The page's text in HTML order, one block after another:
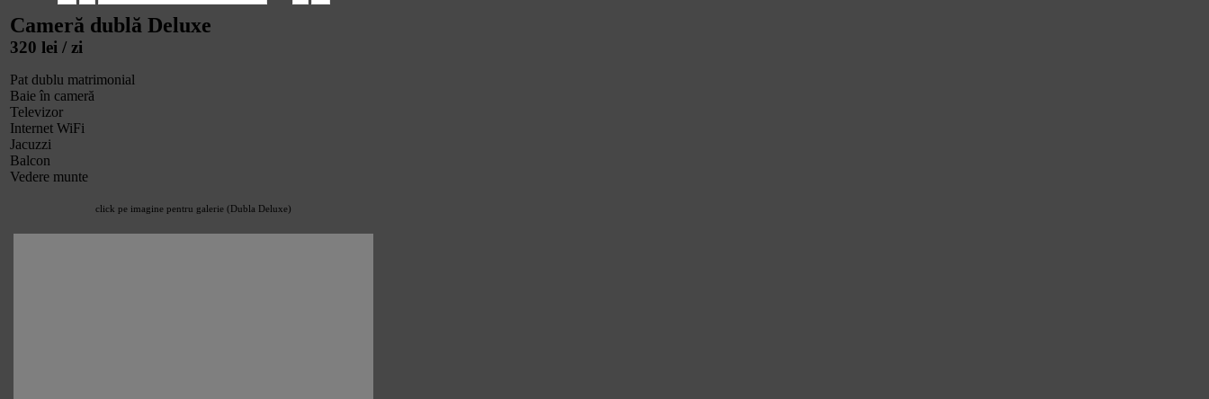
Cameră dublă Deluxe
320 lei / zi
Pat dublu matrimonial
Baie în cameră
Televizor
Internet WiFi
Jacuzzi
Balcon
Vedere munte
click pe imagine pentru galerie (Dubla Deluxe)